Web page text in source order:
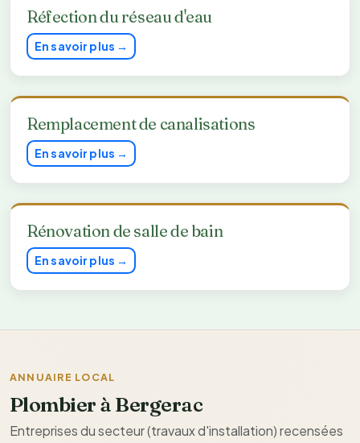
Réfection du réseau d'eau
En savoir plus →
Remplacement de canalisations
En savoir plus →
Rénovation de salle de bain
En savoir plus →
ANNUAIRE LOCAL
Plombier à Bergerac
Entreprises du secteur (travaux d'installation) recensées